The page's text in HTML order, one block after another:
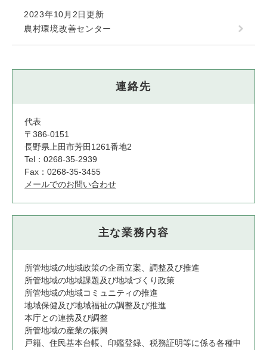
2023年10月2日更新
農村環境改善センター
連絡先
代表
〒386-0151
長野県上田市芳田1261番地2
Tel：0268-35-2939
Fax：0268-35-3455
メールでのお問い合わせ
主な業務内容
所管地域の地域政策の企画立案、調整及び推進
所管地域の地域課題及び地域づくり政策
所管地域の地域コミュニティの推進
地域保健及び地域福祉の調整及び推進
本庁との連携及び調整
所管地域の産業の振興
戸籍、住民基本台帳、印鑑登録、税務証明等に係る各種申